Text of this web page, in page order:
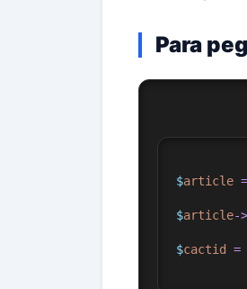
Para
$article =
$article->
$cactid =